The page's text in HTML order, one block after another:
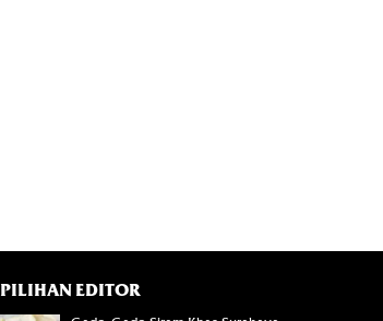
PILIHAN EDITOR